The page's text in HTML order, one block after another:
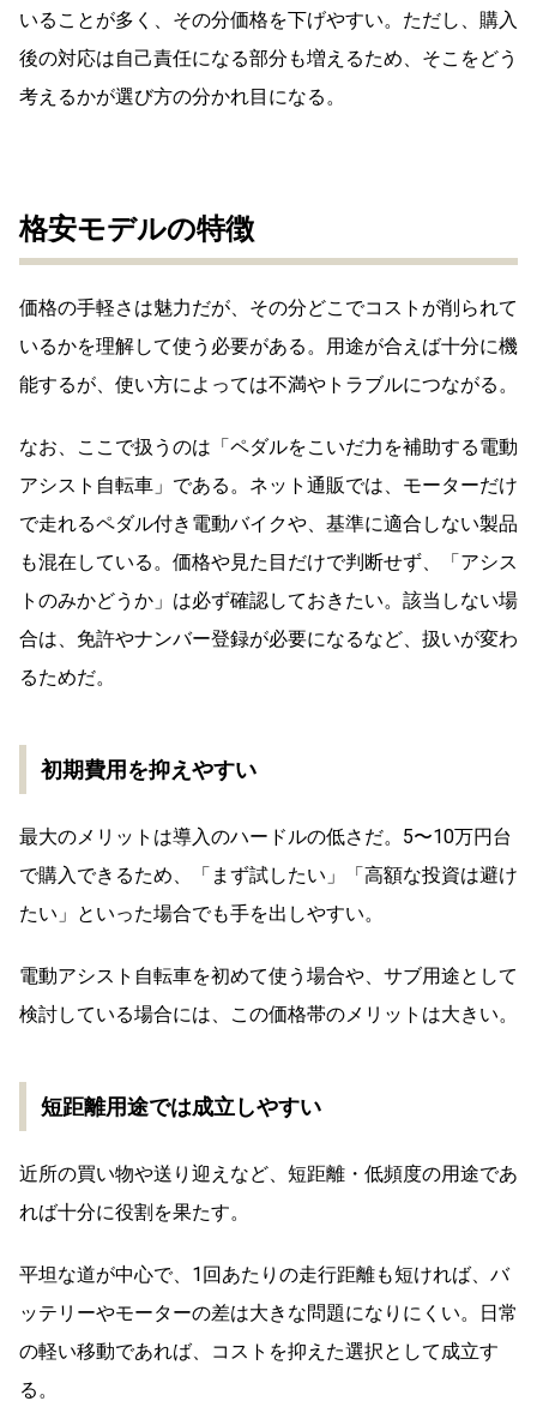
いることが多く、その分価格を下げやすい。ただし、購入
後の対応は自己責任になる部分も増えるため、そこをどう
考えるかが選び方の分かれ目になる。
格安モデルの特徴
価格の手軽さは魅力だが、その分どこでコストが削られて
いるかを理解して使う必要がある。用途が合えば十分に機
能するが、使い方によっては不満やトラブルにつながる。
なお、ここで扱うのは「ペダルをこいだ力を補助する電動
アシスト自転車」である。ネット通販では、モーターだけ
で走れるペダル付き電動バイクや、基準に適合しない製品
も混在している。価格や見た目だけで判断せず、「アシス
トのみかどうか」は必ず確認しておきたい。該当しない場
合は、免許やナンバー登録が必要になるなど、扱いが変わ
るためだ。
初期費用を抑えやすい
最大のメリットは導入のハードルの低さだ。5〜10万円台
で購入できるため、「まず試したい」「高額な投資は避け
たい」といった場合でも手を出しやすい。
電動アシスト自転車を初めて使う場合や、サブ用途として
検討している場合には、この価格帯のメリットは大きい。
短距離用途では成立しやすい
近所の買い物や送り迎えなど、短距離・低頻度の用途であ
れば十分に役割を果たす。
平坦な道が中心で、1回あたりの走行距離も短ければ、バ
ッテリーやモーターの差は大きな問題になりにくい。日常
の軽い移動であれば、コストを抑えた選択として成立す
る。